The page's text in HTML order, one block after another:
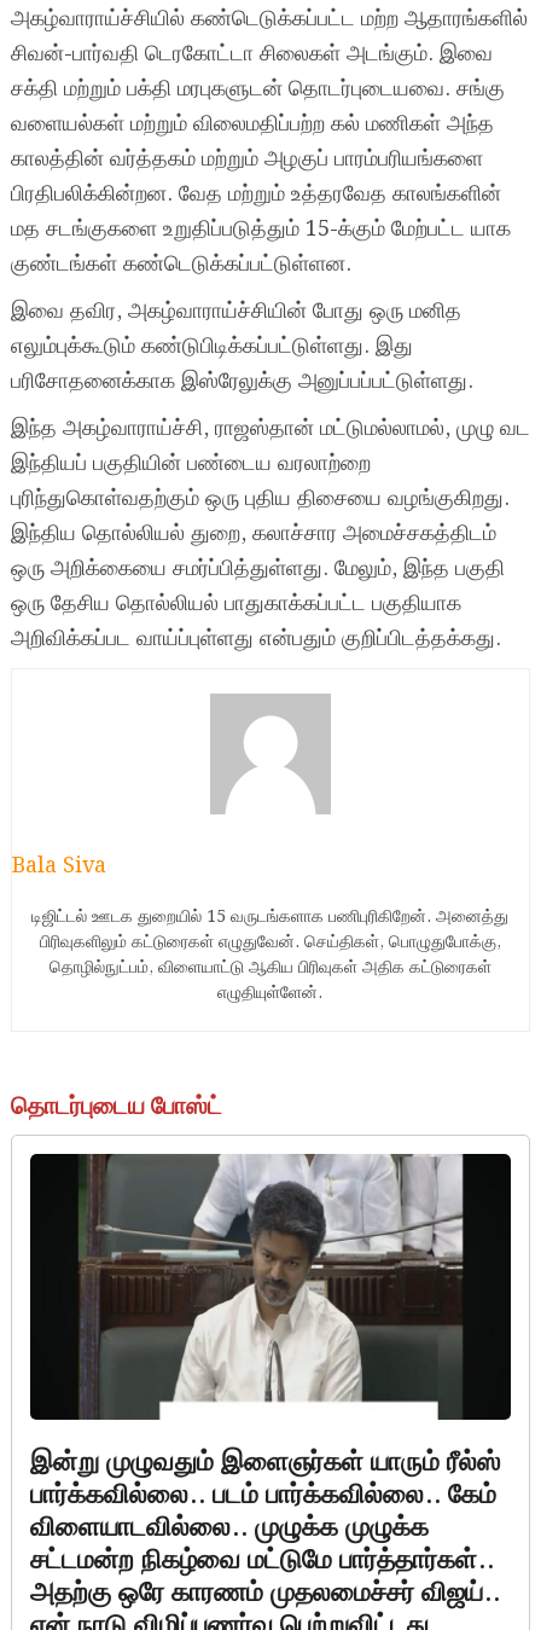
அகழ்வாராய்ச்சியில் கண்டெடுக்கப்பட்ட மற்ற ஆதாரங்களில்
சிவன்-பார்வதி டெரகோட்டா சிலைகள் அடங்கும். இவை
சக்தி மற்றும் பக்தி மரபுகளுடன் தொடர்புடையவை. சங்கு
வளையல்கள் மற்றும் விலைமதிப்பற்ற கல் மணிகள் அந்த
காலத்தின் வர்த்தகம் மற்றும் அழகுப் பாரம்பரியங்களை
பிரதிபலிக்கின்றன. வேத மற்றும் உத்தரவேத காலங்களின்
மத சடங்குகளை உறுதிப்படுத்தும் 15-க்கும் மேற்பட்ட யாக
குண்டங்கள் கண்டெடுக்கப்பட்டுள்ளன.
இவை தவிர, அகழ்வாராய்ச்சியின் போது ஒரு மனித
எலும்புக்கூடும் கண்டுபிடிக்கப்பட்டுள்ளது. இது
பரிசோதனைக்காக இஸ்ரேலுக்கு அனுப்பப்பட்டுள்ளது.
இந்த அகழ்வாராய்ச்சி, ராஜஸ்தான் மட்டுமல்லாமல், முழு வட
இந்தியப் பகுதியின் பண்டைய வரலாற்றை
புரிந்துகொள்வதற்கும் ஒரு புதிய திசையை வழங்குகிறது.
இந்திய தொல்லியல் துறை, கலாச்சார அமைச்சகத்திடம்
ஒரு அறிக்கையை சமர்ப்பித்துள்ளது. மேலும், இந்த பகுதி
ஒரு தேசிய தொல்லியல் பாதுகாக்கப்பட்ட பகுதியாக
அறிவிக்கப்பட வாய்ப்புள்ளது என்பதும் குறிப்பிடத்தக்கது.
Bala Siva
டிஜிட்டல் ஊடக துறையில் 15 வருடங்களாக பணிபுரிகிறேன். அனைத்து
பிரிவுகளிலும் கட்டுரைகள் எழுதுவேன். செய்திகள், பொழுதுபோக்கு,
தொழில்நுட்பம், விளையாட்டு ஆகிய பிரிவுகள் அதிக கட்டுரைகள்
எழுதியுள்ளேன்.
தொடர்புடைய போஸ்ட்
இன்று முழுவதும் இளைஞர்கள் யாரும் ரீல்ஸ்
பார்க்கவில்லை.. படம் பார்க்கவில்லை.. கேம்
விளையாடவில்லை.. முழுக்க முழுக்க
சட்டமன்ற நிகழ்வை மட்டுமே பார்த்தார்கள்..
அதற்கு ஒரே காரணம் முதலமைச்சர் விஜய்..